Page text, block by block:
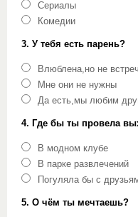
Сериалы
Комедии
3. У тебя есть парень?
Влюблена,но не
Мне они не нужны
Да есть,мы любим
4. Где бы ты провела
В модном клубе
В парке развлечений
Погуляла бы с
5. О чём ты мечтаешь?